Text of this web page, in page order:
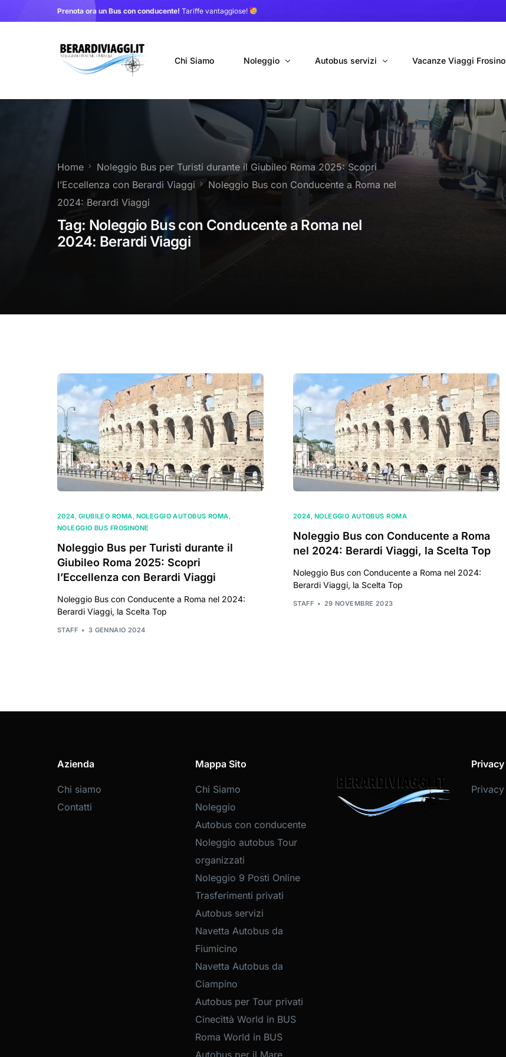
Prenota ora un Bus con conducente! Tariffe vantaggiose!
Chi Siamo Noleggio
Autobus con conducente
Noleggio autobus Tour organizzati
Noleggio 9 Posti Online
Trasferimenti privati
Autobus servizi
Navetta Autobus da Fiumicino
Navetta Autobus da Ciampino
Autobus per Tour privati
Cinecittà World in BUS
Vacanze Viaggi
Home
Noleggio Bus per Turisti durante il Giubileo Roma 2025: Scopri
l’Eccellenza con Berardi Viaggi
Noleggio Bus con Conducente a Roma nel
2024: Berardi Viaggi
Tag: Noleggio Bus con Conducente a Roma nel
2024: Berardi Viaggi
2024 GIUBILEO ROMA NOLEGGIO AUTOBUS ROMA
NOLEGGIO BUS FROSINONE
Noleggio Bus per Turisti durante il
Giubileo Roma 2025: Scopri
l’Eccellenza con Berardi Viaggi
Noleggio Bus con Conducente a Roma nel 2024:
Berardi Viaggi, la Scelta Top
STAFF 3 GENNAIO 2024
2024 NOLEGGIO AUTOBUS ROMA
Noleggio Bus con Conducente a Roma
nel 2024: Berardi Viaggi, la Scelta Top
Noleggio Bus con Conducente a Roma nel 2024:
Berardi Viaggi, la Scelta Top
STAFF 29 NOVEMBRE 2023
Azienda
Chi siamo
Contatti
Mappa Sito
Chi Siamo
Noleggio
Autobus con conducente
Noleggio autobus Tour
organizzati
Noleggio 9 Posti Online
Trasferimenti privati
Autobus servizi
Navetta Autobus da
Fiumicino
Navetta Autobus da
Ciampino
Autobus per Tour privati
Cinecittà World in BUS
Roma World in BUS
Autobus per il Mare
Privacy